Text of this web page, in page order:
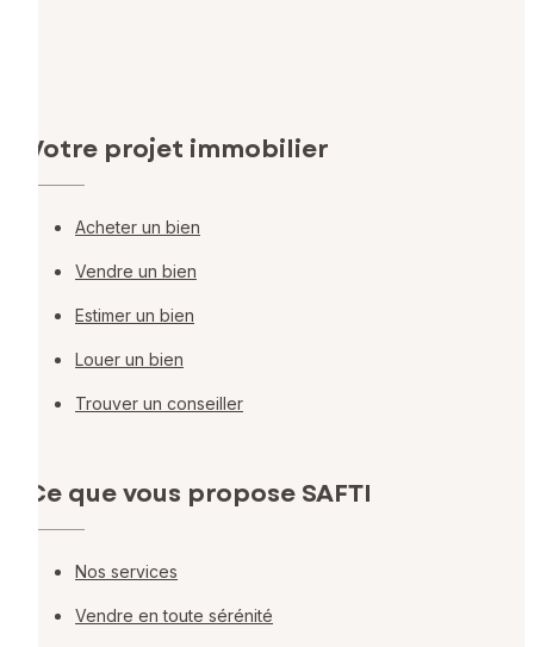
Votre projet immobilier
Acheter un bien
Vendre un bien
Estimer un bien
Louer un bien
Trouver un conseiller
Ce que vous propose SAFTI
Nos services
Vendre en toute sérénité